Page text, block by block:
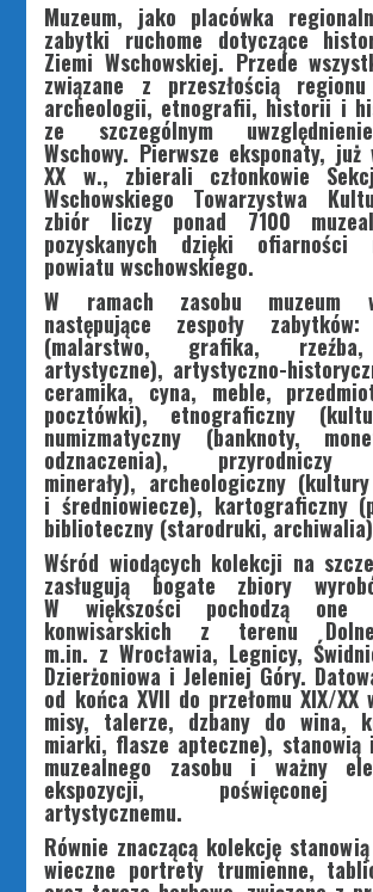
Muzeum, jako placówka
zabytki ruchome dotyczące
Ziemi Wschowskiej. Przede
związane z przeszłością
archeologii, etnografii, historii i
ze szczególnym
Wschowy. Pierwsze eksponaty,
XX w., zbierali członkowie
Wschowskiego Towarzystwa
zbiór liczy ponad 7100
pozyskanych dzięki ofiarności
powiatu wschowskiego.
W ramach zasobu muzeum
następujące zespoły
(malarstwo, grafika, rzeźba,
artystyczne), artystyczno-
ceramika, cyna, meble,
pocztówki), etnograficzny
numizmatyczny (banknoty,
odznaczenia), przyrodniczy
minerały), archeologiczny
i średniowiecze), kartograficzny
biblioteczny (starodruki,
Wśród wiodących kolekcji na
zasługują bogate zbiory
W większości pochodzą one
konwisarskich z terenu
m.in. z Wrocławia, Legnicy,
Dzierżoniowa i Jeleniej Góry.
od końca XVII do przełomu XIX/
misy, talerze, dzbany do wina,
miarki, flasze apteczne), stanowią
muzealnego zasobu i ważny
ekspozycji, poświęconej
artystycznemu.
Równie znaczącą kolekcję
wieczne portrety trumienne,